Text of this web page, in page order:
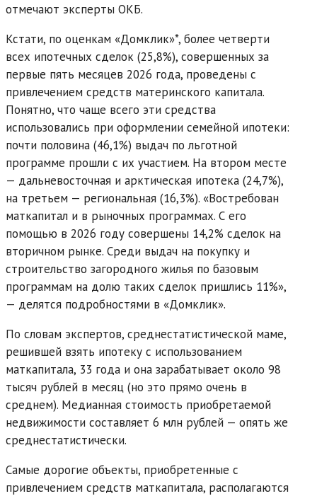
отмечают эксперты ОКБ.
Кстати, по оценкам «Домклик»*, более четверти
всех ипотечных сделок (25,8%), совершенных за
первые пять месяцев 2026 года, проведены с
привлечением средств материнского капитала.
Понятно, что чаще всего эти средства
использовались при оформлении семейной ипотеки:
почти половина (46,1%) выдач по льготной
программе прошли с их участием. На втором месте
— дальневосточная и арктическая ипотека (24,7%),
на третьем — региональная (16,3%). «Востребован
маткапитал и в рыночных программах. С его
помощью в 2026 году совершены 14,2% сделок на
вторичном рынке. Среди выдач на покупку и
строительство загородного жилья по базовым
программам на долю таких сделок пришлись 11%»,
— делятся подробностями в «Домклик».
По словам экспертов, среднестатистической маме,
решившей взять ипотеку с использованием
маткапитала, 33 года и она зарабатывает около 98
тысяч рублей в месяц (но это прямо очень в
среднем). Медианная стоимость приобретаемой
недвижимости составляет 6 млн рублей — опять же
среднестатистически.
Самые дорогие объекты, приобретенные с
привлечением средств маткапитала, располагаются